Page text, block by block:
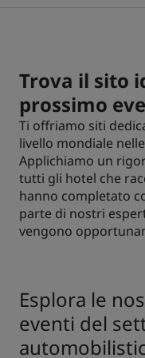
Prize by Radisson
Marchi affiliati in
J.
Visita il nostro blog
Trova il sito
prossimo
Ti offriamo siti
livello mondiale
Applichiamo un
tutti gli hotel che
hanno completato
parte di nostri
vengono
Esplora le
eventi del